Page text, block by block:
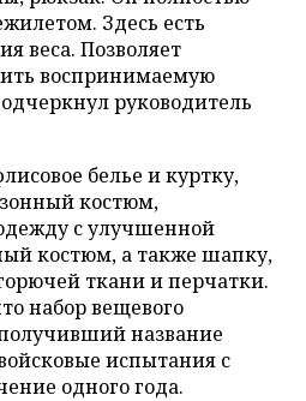
Здесь есть
веса. Позволяет
воспринимаемую
руководитель
белье и куртку,
костюм,
с улучшенной
костюм, а также шапку,
ткани и перчатки.
набор вещевого
название
испытания с
одного года.